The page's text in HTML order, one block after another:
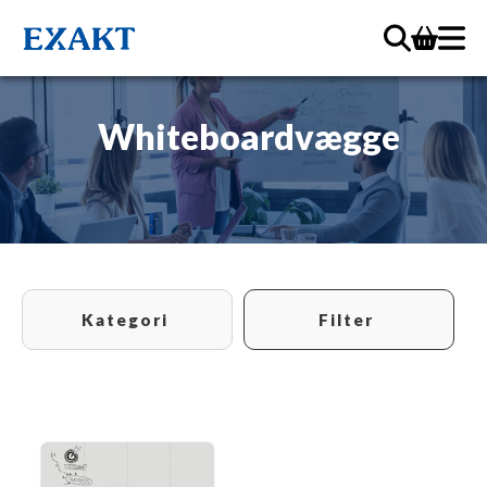
Whiteboardvægge
Kategori Filter